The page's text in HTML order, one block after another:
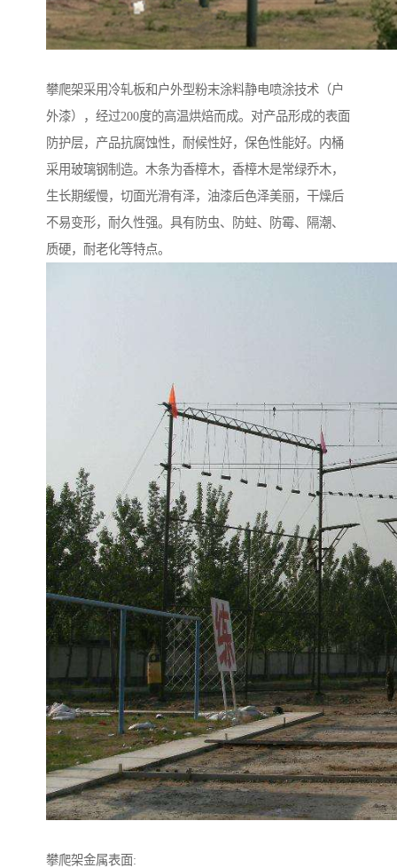
攀爬架采用冷轧板和户外型粉末涂料静电喷涂技术（户
外漆），经过200度的高温烘焙而成。对产品形成的表面
防护层，产品抗腐蚀性，耐候性好，保色性能好。内桶
采用玻璃钢制造。木条为香樟木，香樟木是常绿乔木，
生长期缓慢，切面光滑有泽，油漆后色泽美丽，干燥后
不易变形，耐久性强。具有防虫、防蛀、防霉、隔潮、
质硬，耐老化等特点。
攀爬架金属表面: